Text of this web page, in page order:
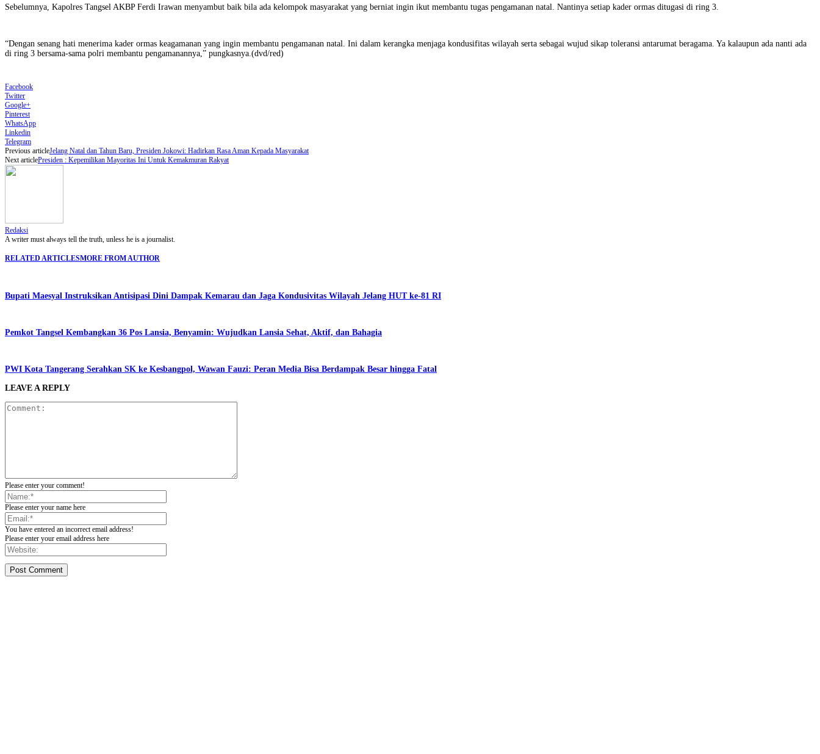
Sebelumnya, Kapolres Tangsel AKBP Ferdi Irawan menyambut baik bila ada kelompok masyarakat yang berniat ingin ikut membantu tugas pengamanan natal. Nantinya setiap kader ormas ditugasi di ring 3.
“Dengan senang hati menerima kader ormas keagamanan yang ingin membantu pengamanan natal. Ini dalam kerangka menjaga kondusifitas wilayah serta sebagai wujud sikap toleransi antarumat beragama. Ya kalaupun ada nanti ada
di ring 3 bersama-sama polri membantu pengamanannya,” pungkasnya.(dvd/red)
Facebook
Twitter
Google+
Pinterest
WhatsApp
Linkedin
Telegram
Previous articleJelang Natal dan Tahun Baru, Presiden Jokowi: Hadirkan Rasa Aman Kepada Masyarakat
Next articlePresiden : Kepemilikan Mayoritas Ini Untuk Kemakmuran Rakyat
Redaksi
A writer must always tell the truth, unless he is a journalist.
RELATED ARTICLESMORE FROM AUTHOR
Bupati Maesyal Instruksikan Antisipasi Dini Dampak Kemarau dan Jaga Kondusivitas Wilayah Jelang HUT ke-81 RI
Pemkot Tangsel Kembangkan 36 Pos Lansia, Benyamin: Wujudkan Lansia Sehat, Aktif, dan Bahagia
PWI Kota Tangerang Serahkan SK ke Kesbangpol, Wawan Fauzi: Peran Media Bisa Berdampak Besar hingga Fatal
LEAVE A REPLY
Please enter your comment!
Please enter your name here
You have entered an incorrect email address!
Please enter your email address here